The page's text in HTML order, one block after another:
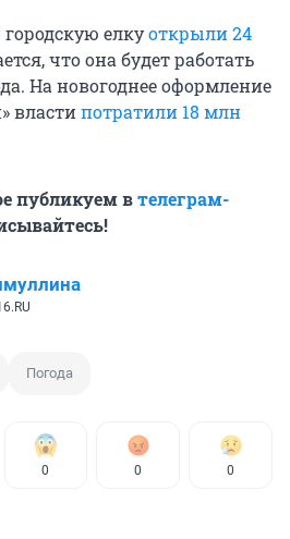
елкуоткрыли 24
что она будет работать
На новогоднее оформление
властипотратили 18 млн
публикуем втелеграм-
Погода
0 0 0